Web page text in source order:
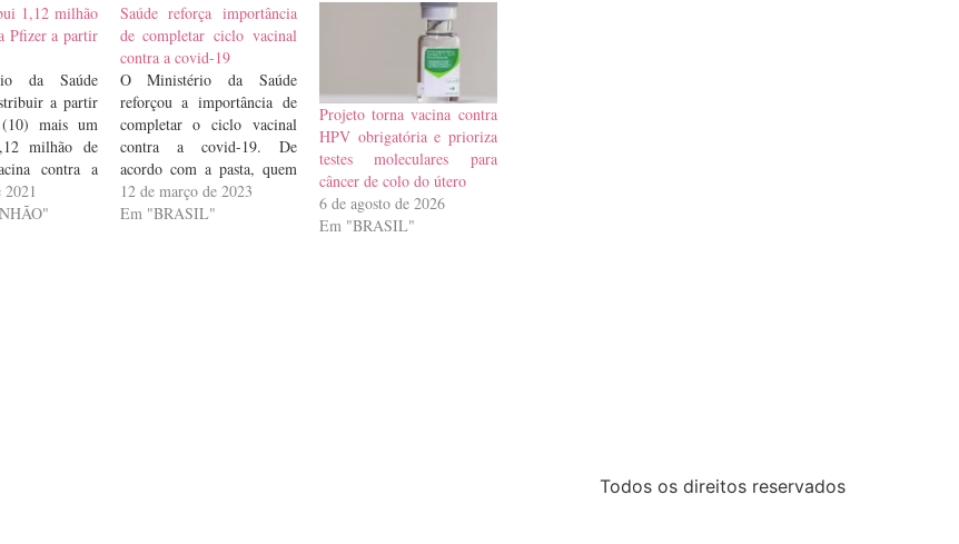
1,12 milhão
Pfizer a partir
da Saúde
a partir
mais um
milhão de
contra a
19 da
Saúde reforça importância
de completar ciclo vacinal
contra a covid-19
O Ministério da Saúde
reforçou a importância de
completar o ciclo vacinal
contra a covid-19. De
acordo com a pasta, quem
está com doses atrasadas
pode ir a qualquer
12 de março de 2023
Em "BRASIL"
Projeto torna vacina contra
HPV obrigatória e prioriza
testes moleculares para
câncer de colo do útero
6 de agosto de 2026
Em "BRASIL"
Todos os direitos reservados